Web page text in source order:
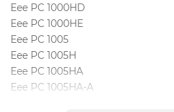
Eee PC 1000HD
Eee PC 1000HE
Eee PC 1005
Eee PC 1005H
Eee PC 1005HA
Eee PC 1005HA-A